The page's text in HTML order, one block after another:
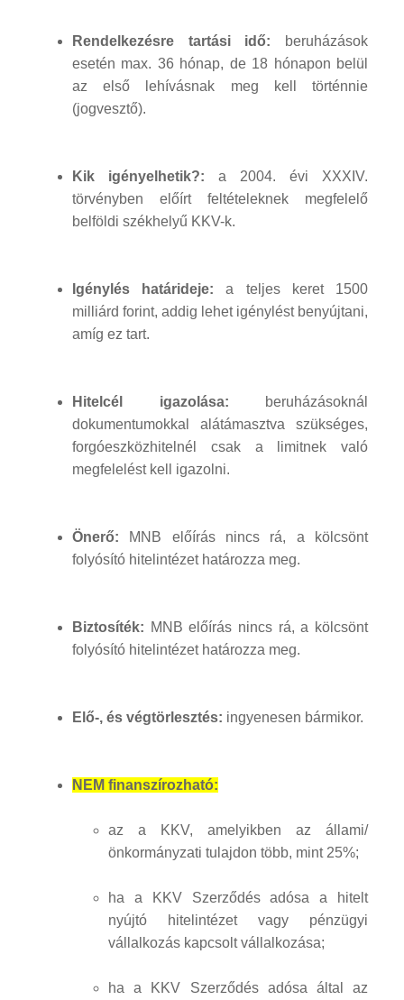
Rendelkezésre tartási idő: beruházások
esetén max. 36 hónap, de 18 hónapon belül
az első lehívásnak meg kell történnie
(jogvesztő).
Kik igényelhetik?: a 2004. évi XXXIV.
törvényben előírt feltételeknek megfelelő
belföldi székhelyű KKV-k.
Igénylés határideje:a teljes keret 1500
milliárd forint, addig lehet igénylést benyújtani,
amíg ez tart.
Hitelcél igazolása:
beruházásoknál
dokumentumokkal alátámasztva szükséges,
forgóeszközhitelnél csak a limitnek való
megfelelést kell igazolni.
Önerő: MNB előírás nincs rá, a kölcsönt
folyósító hitelintézet határozza meg.
Biztosíték: MNB előírás nincs rá, a kölcsönt
folyósító hitelintézet határozza meg.
Elő-, és végtörlesztés: ingyenesen bármikor.
NEM finanszírozható:
az a KKV, amelyikben az állami/
önkormányzati tulajdon több, mint 25%;
ha a KKV Szerződés adósa a hitelt
nyújtó hitelintézet vagy pénzügyi
vállalkozás kapcsolt vállalkozása;
ha a KKV Szerződés adósa által az